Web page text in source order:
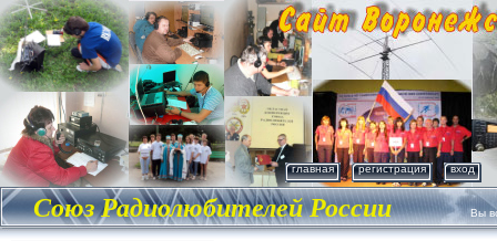
главная регистрация вход
Союз Радиолюбителей России Вы